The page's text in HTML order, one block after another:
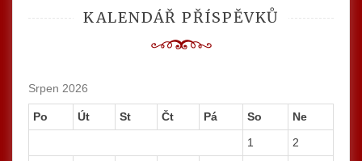
KALENDÁŘ PŘÍSPĚVKŮ
Srpen 2026
Po Út St Čt Pá So Ne
1
2